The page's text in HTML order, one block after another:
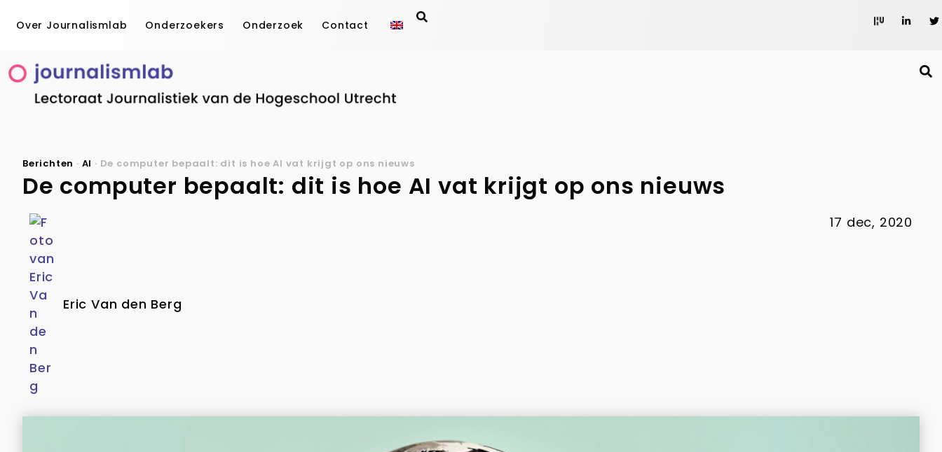
Over Journalismlab Onderzoekers Onderzoek Contact
Berichten · AI · De computer bepaalt: dit is hoe AI vat krijgt op ons nieuws
De computer bepaalt: dit is hoe AI vat krijgt op ons nieuws
Eric Van den Berg
17 dec, 2020